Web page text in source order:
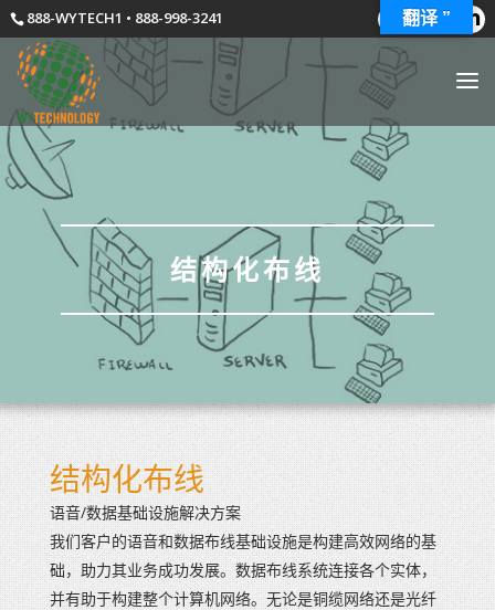
888-WYTECH1 • 888-998-3241
结构化布线
结构化布线
语音/数据基础设施解决方案
我们客户的语音和数据布线基础设施是构建高效网络的基
础，助力其业务成功发展。数据布线系统连接各个实体，
并有助于构建整个计算机网络。无论是铜缆网络还是光纤
翻译 ”